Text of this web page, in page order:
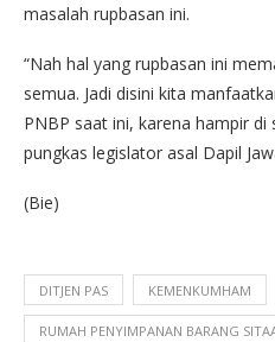
masalah rupbasan ini.
“Nah hal yang rupbasan ini
semua. Jadi disini kita
PNBP saat ini, karena hampir di
pungkas legislator asal Dapil
(Bie)
DITJEN PAS KEMENKUMHAM
RUMAH PENYIMPANAN BARANG